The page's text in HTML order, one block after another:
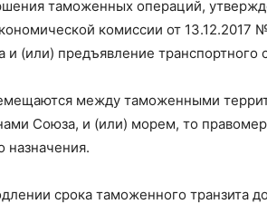
таможенных операций,
комиссии от 13.12.2017
(или) предъявление транспортного
между таможенными
Союза, и (или) морем, то
назначения.
срока таможенного транзита